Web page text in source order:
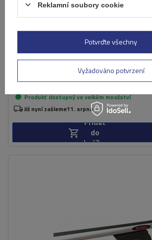
Střešní nosič G3 Airflow 60.230 pro
3 869,00 Kčs DPH
Produkt dostupný ve velkém množství
Již nyní zašleme11. srpna
Přidat
do
košíku
Reklamní soubory cookie
Vyžadováno potvrzení
Potvrďte všechny